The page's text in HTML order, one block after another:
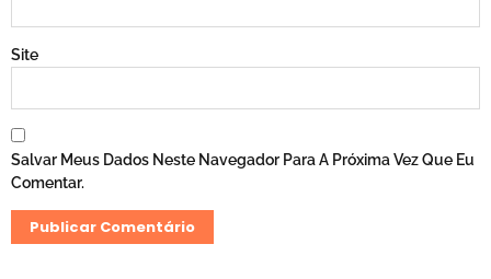
Site
Salvar Meus Dados Neste Navegador Para A Próxima Vez Que Eu
Comentar.